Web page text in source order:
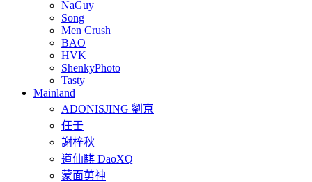
NaGuy
Song
Men Crush
BAO
HVK
ShenkyPhoto
Tasty
Mainland
ADONISJING 劉京
任壬
謝梓秋
道仙騏 DaoXQ
蒙面莮神